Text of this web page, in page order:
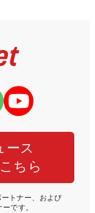
ース
ちら
トナー、および
です。